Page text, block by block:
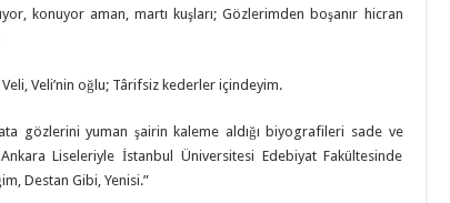
konuyor aman, martı kuşları; Gözlerimden boşanır hicran
Veli’nin oğlu; Târifsiz kederler içindeyim.
gözlerini yuman şairin kaleme aldığı biyografileri sade ve
Liseleriyle İstanbul Üniversitesi Edebiyat Fakültesinde
Destan Gibi, Yenisi.”